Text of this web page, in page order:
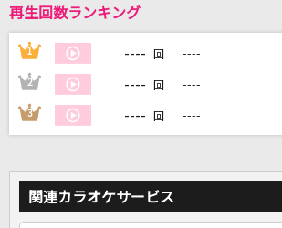
カラオケをもっと楽しもう！
家族や友達と一緒に！練習にも！
再生回数ランキング
1 ---- 回 ----
2 ---- 回 ----
3 ---- 回 ----
関連カラオケサービス